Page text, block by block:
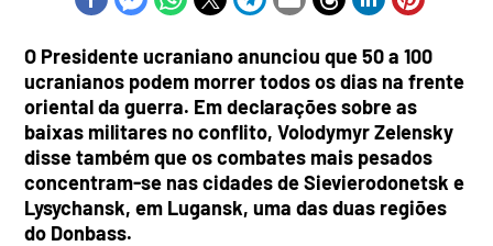
O Presidente ucraniano anunciou que 50 a 100
ucranianos podem morrer todos os dias na frente
oriental da guerra. Em declarações sobre as
baixas militares no conflito, Volodymyr Zelensky
disse também que os combates mais pesados ​​
concentram-se nas cidades de Sievierodonetsk e
Lysychansk, em Lugansk, uma das duas regiões
do Donbass.